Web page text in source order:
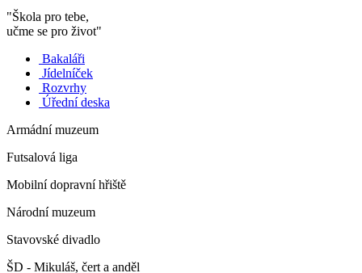
"Škola pro tebe,
učme se pro život"
Bakaláři
Jídelníček
Rozvrhy
Úřední deska
Armádní muzeum
Futsalová liga
Mobilní dopravní hřiště
Národní muzeum
Stavovské divadlo
ŠD - Mikuláš, čert a anděl